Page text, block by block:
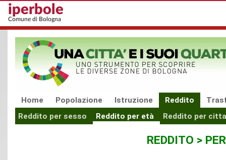
Salta al contenuto principale
iperbole
Comune di Bologna
Home Popolazione Istruzione Reddito
Reddito per sesso
Reddito per età Reddito per
REDDITO >